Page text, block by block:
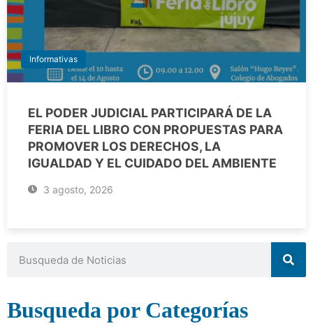
Informativas
EL PODER JUDICIAL PARTICIPARÁ DE LA
FERIA DEL LIBRO CON PROPUESTAS PARA
PROMOVER LOS DERECHOS, LA
IGUALDAD Y EL CUIDADO DEL AMBIENTE
3 agosto, 2026
Busqueda por Categorías